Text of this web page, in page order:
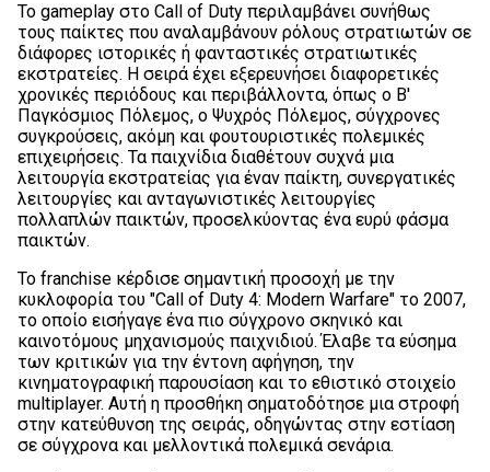
Το gameplay στο Call of Duty περιλαμβάνει συνήθως
τους παίκτες που αναλαμβάνουν ρόλους στρατιωτών σε
διάφορες ιστορικές ή φανταστικές στρατιωτικές
εκστρατείες. Η σειρά έχει εξερευνήσει διαφορετικές
χρονικές περιόδους και περιβάλλοντα, όπως ο Β'
Παγκόσμιος Πόλεμος, ο Ψυχρός Πόλεμος, σύγχρονες
συγκρούσεις, ακόμη και φουτουριστικές πολεμικές
επιχειρήσεις. Τα παιχνίδια διαθέτουν συχνά μια
λειτουργία εκστρατείας για έναν παίκτη, συνεργατικές
λειτουργίες και ανταγωνιστικές λειτουργίες
πολλαπλών παικτών, προσελκύοντας ένα ευρύ φάσμα
παικτών.
Το franchise κέρδισε σημαντική προσοχή με την
κυκλοφορία του "Call of Duty 4: Modern Warfare" το 2007,
το οποίο εισήγαγε ένα πιο σύγχρονο σκηνικό και
καινοτόμους μηχανισμούς παιχνιδιού. Έλαβε τα εύσημα
των κριτικών για την έντονη αφήγηση, την
κινηματογραφική παρουσίαση και το εθιστικό στοιχείο
multiplayer. Αυτή η προσθήκη σηματοδότησε μια στροφή
στην κατεύθυνση της σειράς, οδηγώντας στην εστίαση
σε σύγχρονα και μελλοντικά πολεμικά σενάρια.